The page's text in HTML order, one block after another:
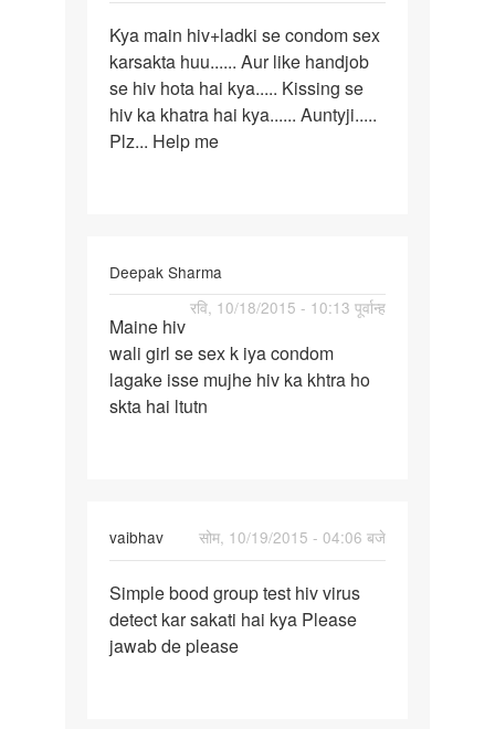
Kya
main
hiv+ladki
se
condom
Kya main hiv+ladki se condom sex
karsakta huu...... Aur like handjob
se hiv hota hai kya..... Kissing se
hiv ka khatra hai kya...... Auntyji.....
Plz... Help me
Deepak Sharma
रवि, 10/18/2015 - 10:13 पूर्वान्ह
Maine
hiv
wali
girl
Maine hiv
wali girl se sex k iya condom
lagake isse mujhe hiv ka khtra ho
skta hai ltutn
vaibhav
सोम, 10/19/2015 - 04:06 बजे
Simple
bood
group
Simple bood group test hiv virus
detect kar sakati hai kya Please
jawab de please